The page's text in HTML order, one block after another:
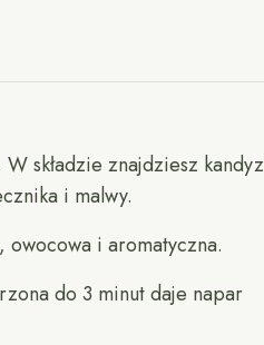
składzie znajdziesz
i malwy.
i aromatyczna.
do 3 minut daje napar